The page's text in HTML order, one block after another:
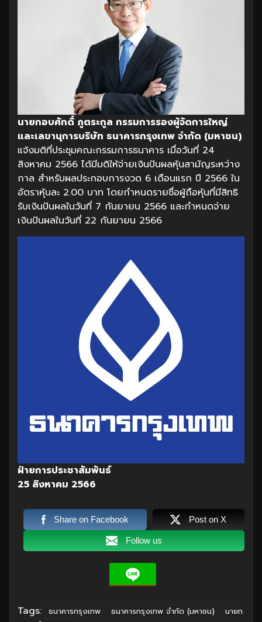
นายกอบศักดิ์ ภูตระกูล กรรมการรองผู้จัดการใหญ่
และเลขานุการบริษัท ธนาคารกรุงเทพ จำกัด (มหาชน)
แจ้งมติที่ประชุมคณะกรรมการธนาคาร เมื่อวันที่ 24
สิงหาคม 2566 ได้มีมติให้จ่ายเงินปันผลหุ้นสามัญระหว่าง
กาล สำหรับผลประกอบการงวด 6 เดือนแรก ปี 2566 ใน
อัตราหุ้นละ 2.00 บาท โดยกำหนดรายชื่อผู้ถือหุ้นที่มีสิทธิ
รับเงินปันผลในวันที่ 7 กันยายน 2566 และกำหนดจ่าย
เงินปันผลในวันที่ 22 กันยายน 2566
ฝ่ายการประชาสัมพันธ์
25 สิงหาคม 2566
Share on Facebook Post on X
Follow us
Tags: ธนาคารกรุงเทพ ธนาคารกรุงเทพ จำกัด (มหาชน)
นายก